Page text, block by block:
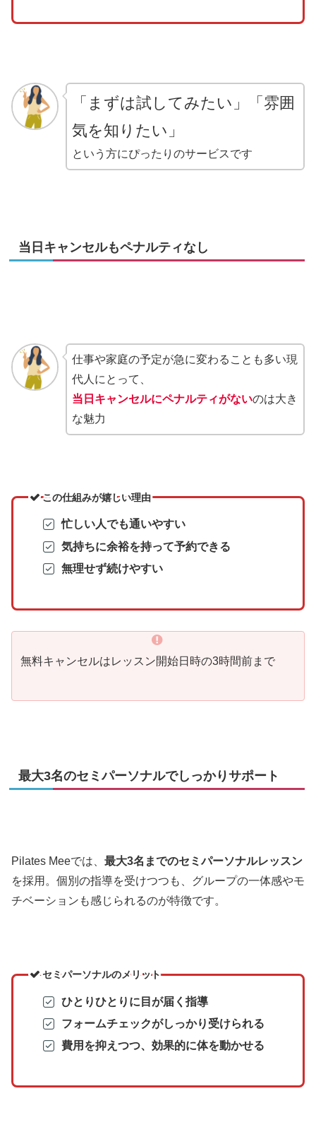
「まずは試してみたい」「雰囲
気を知りたい」
という方にぴったりのサービスです
当日キャンセルもペナルティなし
仕事や家庭の予定が急に変わることも多い現
代人にとって、
当日キャンセルにペナルティがないのは大き
な魅力
この仕組みが嬉しい理由
忙しい人でも通いやすい
気持ちに余裕を持って予約できる
無理せず続けやすい
無料キャンセルはレッスン開始日時の3時間前まで
最大3名のセミパーソナルでしっかりサポート
Pilates Meeでは、 最大3名までのセミパーソナルレッスン
を採用。個別の指導を受けつつも、グループの一体感やモ
チベーションも感じられるのが特徴です。
セミパーソナルのメリット
ひとりひとりに目が届く指導
フォームチェックがしっかり受けられる
費用を抑えつつ、効果的に体を動かせる